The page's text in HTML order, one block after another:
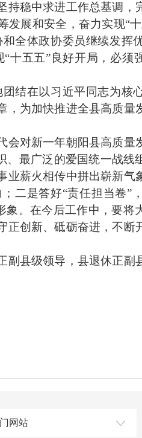
稳中求进工作总基调，
展和安全，奋力实现“
全体政协委员继续发挥
五五”良好开局，必须
在以习近平同志为核
为加快推进全县高质量
对新一年朝阳县高质量
、最广泛的爱国统一战线
薪火相传中拼出崭新气
二是答好“责任担当卷”
象。在今后工作中，要将
创新、砥砺奋进，不断
县级领导，县退休正副
网站